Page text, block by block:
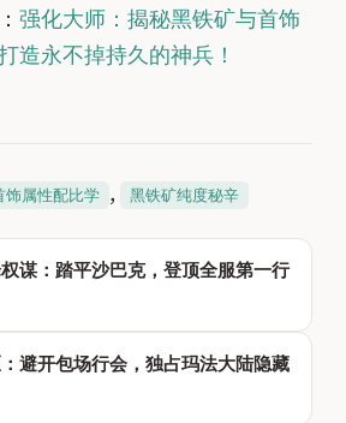
强化大师：揭秘黑铁矿与首饰
造永不掉持久的神兵！
饰属性配比学 , 黑铁矿纯度秘辛
谋：踏平沙巴克，登顶全服第一行
避开包场行会，独占玛法大陆隐藏